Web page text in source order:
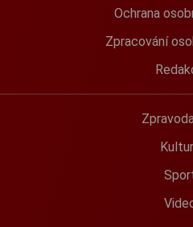
Ochrana
Zpracování